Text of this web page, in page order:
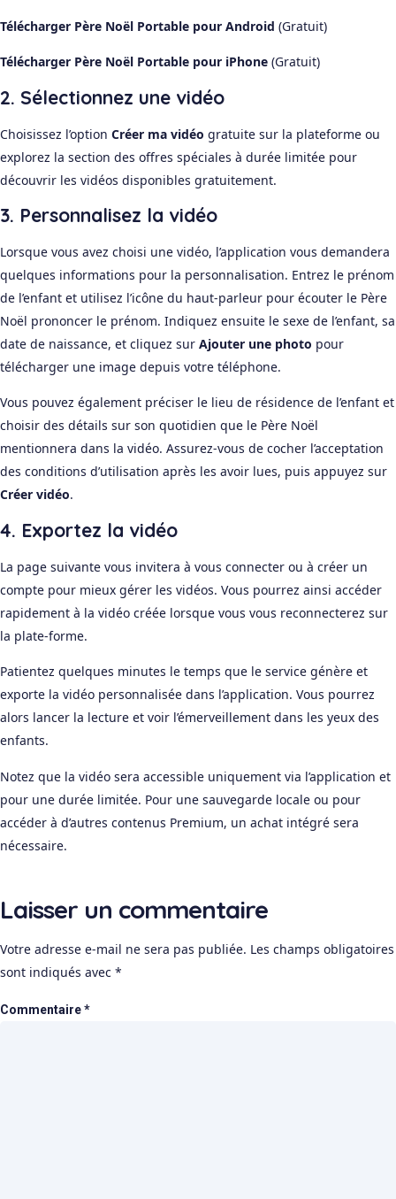
Télécharger Père Noël Portable pour Android (Gratuit)
Télécharger Père Noël Portable pour iPhone (Gratuit)
2. Sélectionnez une vidéo
Choisissez l’option Créer ma vidéo gratuite sur la plateforme ou
explorez la section des offres spéciales à durée limitée pour
découvrir les vidéos disponibles gratuitement.
3. Personnalisez la vidéo
Lorsque vous avez choisi une vidéo, l’application vous demandera
quelques informations pour la personnalisation. Entrez le prénom
de l’enfant et utilisez l’icône du haut-parleur pour écouter le Père
Noël prononcer le prénom. Indiquez ensuite le sexe de l’enfant, sa
date de naissance, et cliquez sur Ajouter une photo pour
télécharger une image depuis votre téléphone.
Vous pouvez également préciser le lieu de résidence de l’enfant et
choisir des détails sur son quotidien que le Père Noël
mentionnera dans la vidéo. Assurez-vous de cocher l’acceptation
des conditions d’utilisation après les avoir lues, puis appuyez sur
Créer vidéo.
4. Exportez la vidéo
La page suivante vous invitera à vous connecter ou à créer un
compte pour mieux gérer les vidéos. Vous pourrez ainsi accéder
rapidement à la vidéo créée lorsque vous vous reconnecterez sur
la plate-forme.
Patientez quelques minutes le temps que le service génère et
exporte la vidéo personnalisée dans l’application. Vous pourrez
alors lancer la lecture et voir l’émerveillement dans les yeux des
enfants.
Notez que la vidéo sera accessible uniquement via l’application et
pour une durée limitée. Pour une sauvegarde locale ou pour
accéder à d’autres contenus Premium, un achat intégré sera
nécessaire.
Laisser un commentaire
Votre adresse e-mail ne sera pas publiée. Les champs obligatoires
sont indiqués avec *
Commentaire*